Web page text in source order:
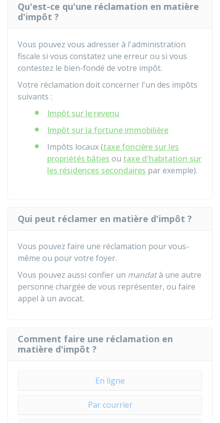
Qu'est-ce qu'une réclamation en matière
d'impôt ?
Vous pouvez vous adresser à l'administration
fiscale si vous constatez une erreur ou si vous
contestez le bien-fondé de votre impôt.
Votre réclamation doit concerner l'un des impôts
suivants :
Impôt sur le revenu
Impôt sur la fortune immobilière
Impôts locaux (taxe foncière sur les
propriétés bâties ou taxe d'habitation sur
les résidences secondaires par exemple).
Qui peut réclamer en matière d'impôt ?
Vous pouvez faire une réclamation pour vous-
même ou pour votre foyer.
Vous pouvez aussi confier un mandatà une autre
personne chargée de vous représenter, ou faire
appel à un avocat.
Comment faire une réclamation en
matière d'impôt ?
En ligne
Par courrier